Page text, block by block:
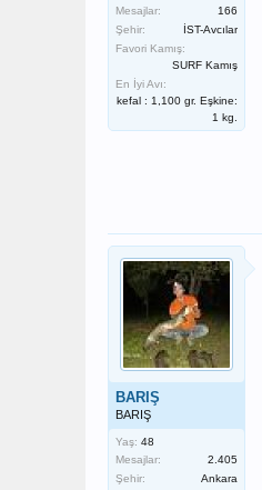
Mesajlar:
166
Şehir:
İST-Avcılar
Favori Kamış:
SURF Kamış
En İyi Avı:
kefal : 1,100 gr. Eşkine:
1 kg.
BARIŞ
BARIŞ
Yaş: 48
Mesajlar:
2.405
Şehir:
Ankara